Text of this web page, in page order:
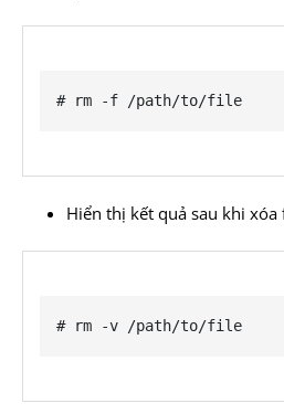
# rm -f /path/to/file
Hiển thị kết quả sau khi
# rm -v /path/to/file